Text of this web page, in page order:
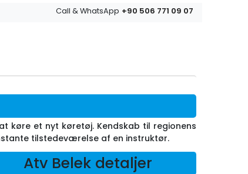
Call & WhatsApp +90 506 771 09 07
køre et nyt køretøj. Kendskab til regionens
tilstedeværelse af en instruktør.
Atv Belek detaljer